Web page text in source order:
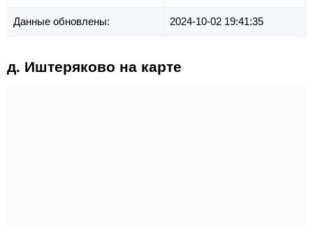
Данные обновлены: 2024-10-02 19:41:35
д. Иштеряково на карте